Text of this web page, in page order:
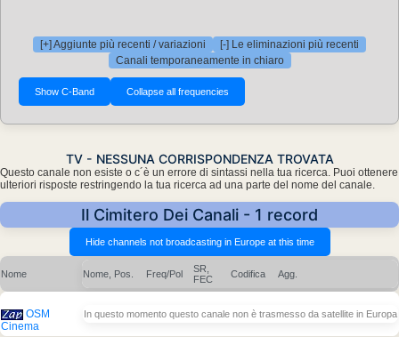
[+] Aggiunte più recenti / variazioni
[-] Le eliminazioni più recenti
Canali temporaneamente in chiaro
TV - NESSUNA CORRISPONDENZA TROVATA
Questo canale non esiste o c´è un errore di sintassi nella tua ricerca. Puoi ottenere
ulteriori risposte restringendo la tua ricerca ad una parte del nome del canale.
Il Cimitero Dei Canali - 1 record
Nome Nome, Pos. Freq/Pol
SR,
FEC
Codifica Agg.
OSM
Cinema
In questo momento questo canale non è trasmesso da satellite in Europa